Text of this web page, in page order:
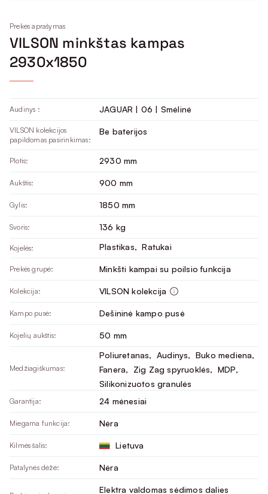
Prekės aprašymas
VILSON minkštas kampas
2930x1850
Audinys : JAGUAR | 06 | Smėlinė
VILSON kolekcijos
papildomas pasirinkimas:
Be baterijos
Plotis: 2930 mm
Aukštis: 900 mm
Gylis: 1850 mm
Svoris: 136 kg
Kojelės: Plastikas, Ratukai
Prekės grupė: Minkšti kampai su poilsio funkcija
Kolekcija: VILSON kolekcija
Kampo pusė: Dešininė kampo pusė
Kojelių aukštis: 50 mm
Medžiagiškumas:
Poliuretanas, Audinys, Buko mediena,
Fanera, Zig Zag spyruoklės, MDP,
Silikonizuotos granulės
Garantija: 24 mėnesiai
Miegama funkcija: Nėra
Kilmės šalis: Lietuva
Patalynės dėžė: Nėra
Elektra valdomas sėdimos dalies